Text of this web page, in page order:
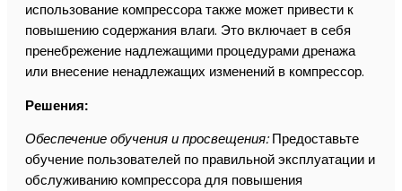
использование компрессора также может привести к
повышению содержания влаги. Это включает в себя
пренебрежение надлежащими процедурами дренажа
или внесение ненадлежащих изменений в компрессор.
Решения:
Обеспечение обучения и просвещения:Предоставьте
обучение пользователей по правильной эксплуатации и
обслуживанию компрессора для повышения